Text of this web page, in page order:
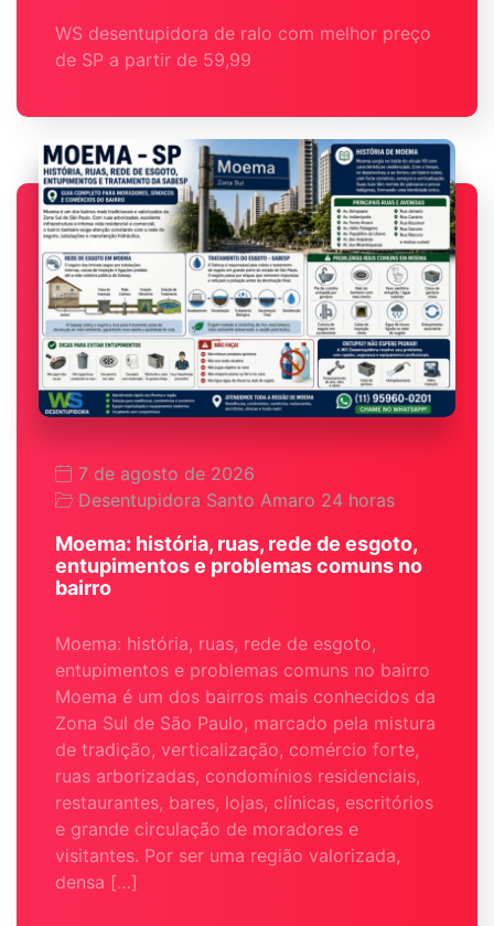
WS desentupidora de ralo com melhor preço
de SP a partir de 59,99
7 de agosto de 2026
Desentupidora Santo Amaro 24 horas
Moema: história, ruas, rede de esgoto,
entupimentos e problemas comuns no
bairro
Moema: história, ruas, rede de esgoto,
entupimentos e problemas comuns no bairro
Moema é um dos bairros mais conhecidos da
Zona Sul de São Paulo, marcado pela mistura
de tradição, verticalização, comércio forte,
ruas arborizadas, condomínios residenciais,
restaurantes, bares, lojas, clínicas, escritórios
e grande circulação de moradores e
visitantes. Por ser uma região valorizada,
densa […]